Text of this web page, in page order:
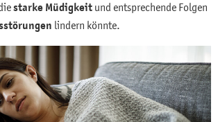
starke Müdigkeit und entsprechende Folgen
lindern könnte.